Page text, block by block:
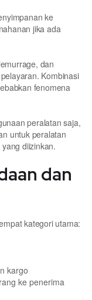
ke
jika ada
dan
Kombinasi
fenomena
peralatan saja,
untuk peralatan
diizinkan.
dan
kategori utama:
kargo
ke penerima